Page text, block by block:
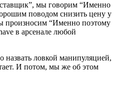
мы говорим “Именно
поводом снизить цену у
произносим “Именно поэтому
в арсенале любой
ловкой манипуляцией,
И потом, мы же об этом